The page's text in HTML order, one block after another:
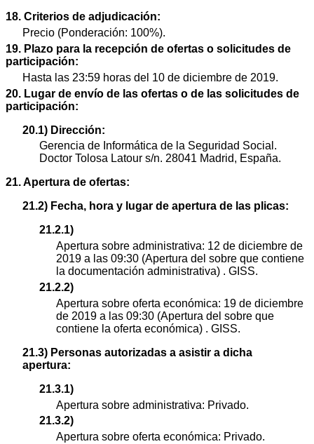
18. Criterios de adjudicación:
Precio (Ponderación: 100%).
19. Plazo para la recepción de ofertas o solicitudes de
participación:
Hasta las 23:59 horas del 10 de diciembre de 2019.
20. Lugar de envío de las ofertas o de las solicitudes de
participación:
20.1) Dirección:
Gerencia de Informática de la Seguridad Social.
Doctor Tolosa Latour s/n. 28041 Madrid, España.
21. Apertura de ofertas:
21.2) Fecha, hora y lugar de apertura de las plicas:
21.2.1)
Apertura sobre administrativa: 12 de diciembre de
2019 a las 09:30 (Apertura del sobre que contiene
la documentación administrativa) . GISS.
21.2.2)
Apertura sobre oferta económica: 19 de diciembre
de 2019 a las 09:30 (Apertura del sobre que
contiene la oferta económica) . GISS.
21.3) Personas autorizadas a asistir a dicha
apertura:
21.3.1)
Apertura sobre administrativa: Privado.
21.3.2)
Apertura sobre oferta económica: Privado.